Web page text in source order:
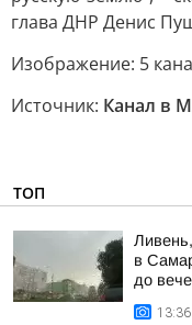
глава ДНР Денис
Изображение: 5
Источник: Канал в
ТОП
в
до
13:36